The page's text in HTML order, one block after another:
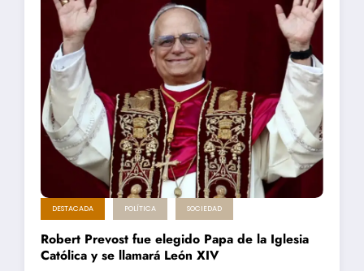
DESTACADA POLÍTICA SOCIEDAD
Robert Prevost fue elegido Papa de la Iglesia
Católica y se llamará León XIV